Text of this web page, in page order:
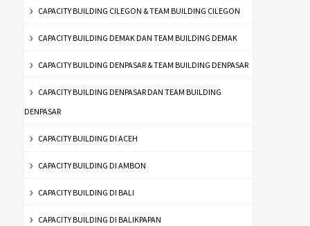
CAPACITY BUILDING CILEGON & TEAM BUILDING CILEGON
CAPACITY BUILDING DEMAK DAN TEAM BUILDING DEMAK
CAPACITY BUILDING DENPASAR & TEAM BUILDING DENPASAR
CAPACITY BUILDING DENPASAR DAN TEAM BUILDING
DENPASAR
CAPACITY BUILDING DI ACEH
CAPACITY BUILDING DI AMBON
CAPACITY BUILDING DI BALI
CAPACITY BUILDING DI BALIKPAPAN